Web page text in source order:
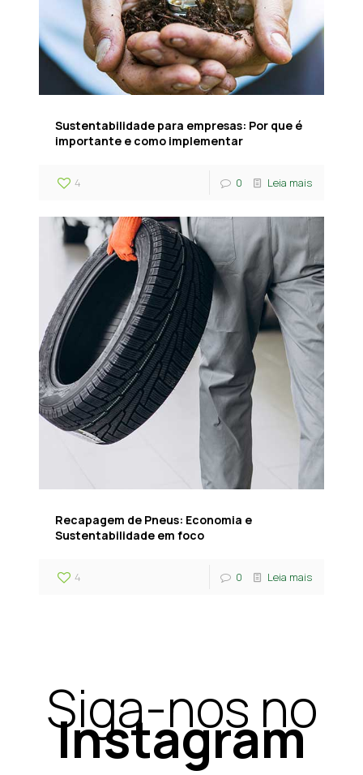
Sustentabilidade para empresas: Por que é
importante e como implementar
4 0 Leia mais
Recapagem de Pneus: Economia e
Sustentabilidade em foco
4 0 Leia mais
Siga-nos no
Instagram